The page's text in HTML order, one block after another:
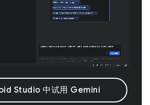
Studio 中试用 Gemini